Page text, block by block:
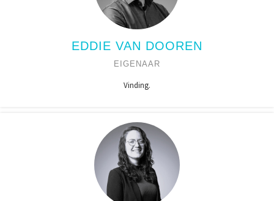
EDDIE VAN DOOREN
EIGENAAR
Vinding.